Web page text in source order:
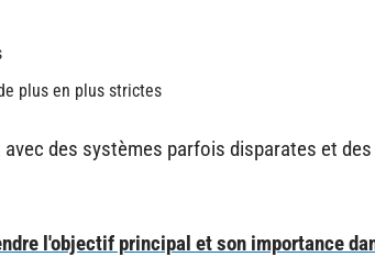
plus en plus strictes
des systèmes parfois disparates et
l'objectif principal et son importance